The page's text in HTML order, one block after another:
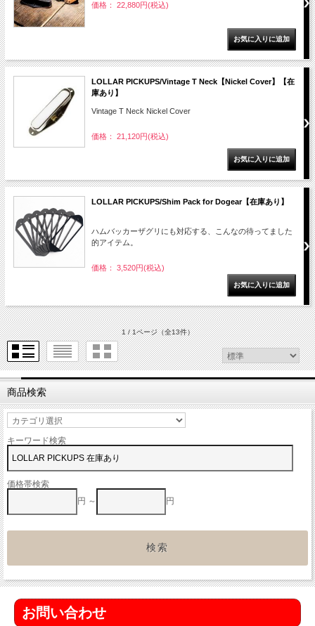
価格： 22,880円(税込)
LOLLAR PICKUPS/Vintage T Neck【Nickel Cover】【在
庫あり】
Vintage T Neck Nickel Cover
価格： 21,120円(税込)
LOLLAR PICKUPS/Shim Pack for Dogear【在庫あり】
ハムバッカーザグリにも対応する、こんなの待ってました
的アイテム。
価格： 3,520円(税込)
1 / 1ページ（全13件）
商品検索
キーワード検索
価格帯検索
円 ～
円
お問い合わせ